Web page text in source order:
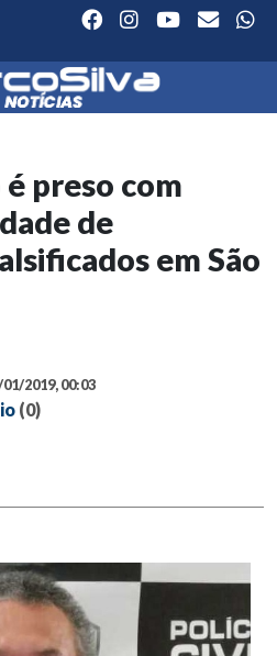
preso com
de
em São
2019, 00:03
(0)